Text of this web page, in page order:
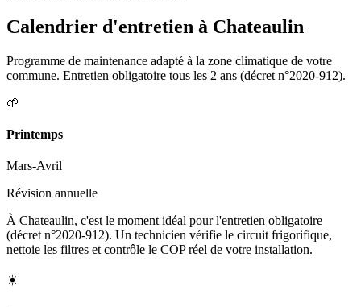
Calendrier d'entretien à Chateaulin
Programme de maintenance adapté à la zone climatique de votre
commune. Entretien obligatoire tous les 2 ans (décret n°2020-912).
🌱
Printemps
Mars-Avril
Révision annuelle
À Chateaulin, c'est le moment idéal pour l'entretien obligatoire
(décret n°2020-912). Un technicien vérifie le circuit frigorifique,
nettoie les filtres et contrôle le COP réel de votre installation.
☀️